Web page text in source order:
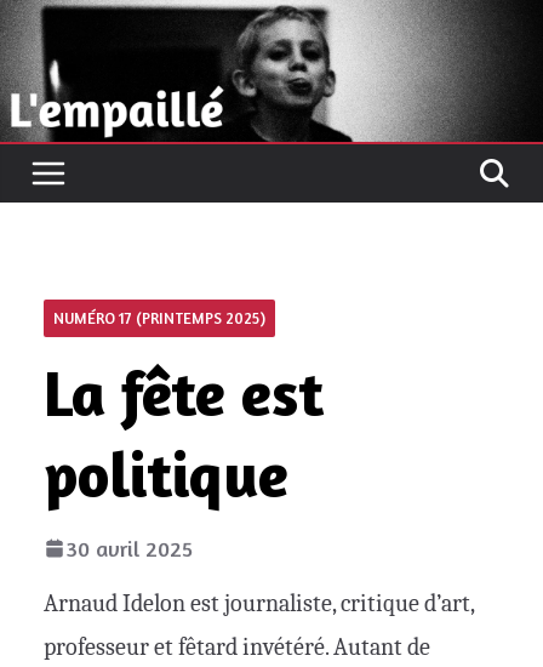
Passer
au
contenu
NUMÉRO 17 (PRINTEMPS 2025)
La fête est
politique
30 avril 2025
Arnaud Idelon est journaliste, critique d’art,
professeur et fêtard invétéré. Autant de